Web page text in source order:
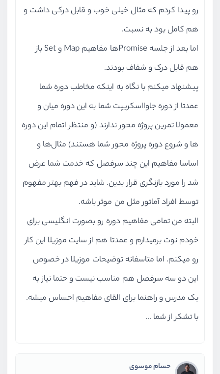
رو پیدا کردم که مثال خیلی خوب و قابل درکی داشت و
هم کامل بود به نسبت.
اما بعد از جلسه Promiseها مفاهیم Map و Set باز
هم قابل درک و شفاف بودند.
پیشنهاد میکنم با نگاه به اینکه مخاطب دوره شما
عمدتا از دوره جاوااسکریپت شما به این دوره میان و
معمولا تمرین پروژه محور ندارند (و منتظر اتمام این دوره
ها و شروع دوره پروژه محور شما هستند) مثال‌ها و
اساسا مفاهیم این چند سرفصل که خدمت شما عرض
شد را مورد بازنگری قرار بدین. شاید در فهم بهتر مفهوم
توسط افراد آماتور مثل من موثر باشه.
البته من تمامی مفاهیم دوره رو بصورت انگلیسی برای
خودم نوت برمیدارم و عمدتا هم از سایت موزیلا این کار
رو میکنم. اما متاسفانه توضیحات موزیلا در خصوص
این دو سه سرفصل هم مناسب نیست و حتما نیاز به
یک مدرس و راهنما برای القای مفاهیم احساس میشه.
با تشکر از شما ...
حسام موسوی